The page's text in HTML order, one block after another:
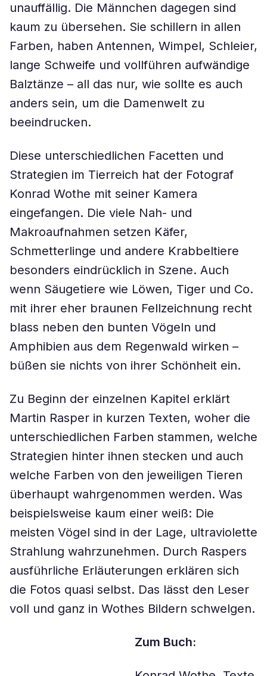
unauffällig. Die Männchen dagegen sind
kaum zu übersehen. Sie schillern in allen
Farben, haben Antennen, Wimpel, Schleier,
lange Schweife und vollführen aufwändige
Balztänze – all das nur, wie sollte es auch
anders sein, um die Damenwelt zu
beeindrucken.
Diese unterschiedlichen Facetten und
Strategien im Tierreich hat der Fotograf
Konrad Wothe mit seiner Kamera
eingefangen. Die viele Nah- und
Makroaufnahmen setzen Käfer,
Schmetterlinge und andere Krabbeltiere
besonders eindrücklich in Szene. Auch
wenn Säugetiere wie Löwen, Tiger und Co.
mit ihrer eher braunen Fellzeichnung recht
blass neben den bunten Vögeln und
Amphibien aus dem Regenwald wirken –
büßen sie nichts von ihrer Schönheit ein.
Zu Beginn der einzelnen Kapitel erklärt
Martin Rasper in kurzen Texten, woher die
unterschiedlichen Farben stammen, welche
Strategien hinter ihnen stecken und auch
welche Farben von den jeweiligen Tieren
überhaupt wahrgenommen werden. Was
beispielsweise kaum einer weiß: Die
meisten Vögel sind in der Lage, ultraviolette
Strahlung wahrzunehmen. Durch Raspers
ausführliche Erläuterungen erklären sich
die Fotos quasi selbst. Das lässt den Leser
voll und ganz in Wothes Bildern schwelgen.
Zum Buch: